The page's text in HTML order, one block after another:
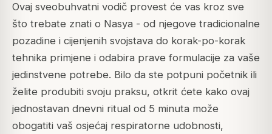
Ovaj sveobuhvatni vodič provest će vas kroz sve
što trebate znati o Nasya - od njegove tradicionalne
pozadine i cijenjenih svojstava do korak-po-korak
tehnika primjene i odabira prave formulacije za vaše
jedinstvene potrebe. Bilo da ste potpuni početnik ili
želite produbiti svoju praksu, otkrit ćete kako ovaj
jednostavan dnevni ritual od 5 minuta može
obogatiti vaš osjećaj respiratorne udobnosti,